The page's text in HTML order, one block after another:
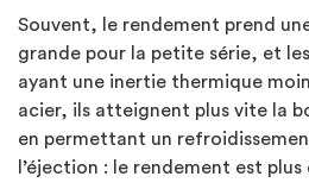
Souvent, le rendement prend
grande pour la petite série, et
ayant une inertie thermique
acier, ils atteignent plus vite la
en permettant un
l’éjection : le rendement est plus